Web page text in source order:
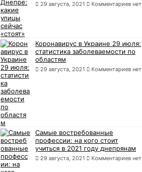
29 августа, 2021 Комментариев нет
Коронавирус в Украине 29 июля:
статистика заболеваемости по
областям
29 августа, 2021 Комментариев нет
Самые востребованные
профессии: на кого стоит
учиться в 2021 году днепрянам
29 августа, 2021 Комментариев нет